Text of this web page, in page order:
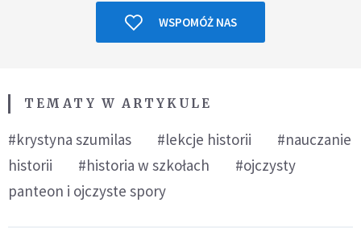
WSPOMÓŻ NAS
TEMATY W ARTYKULE
#krystyna szumilas #lekcje historii
#nauczanie
historii
#historia w szkołach
#ojczysty
panteon i ojczyste spory